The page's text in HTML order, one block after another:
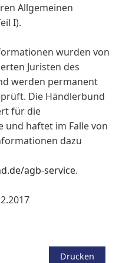
Allgemeinen
I).
wurden von
Juristen des
werden permanent
Die Händlerbund
für die
und haftet im Falle von
dazu
agb-service.
Drucken